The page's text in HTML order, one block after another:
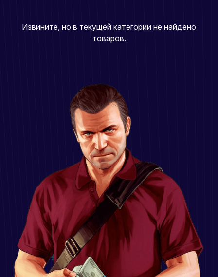
Извините, но в текущей категории не найдено
товаров.